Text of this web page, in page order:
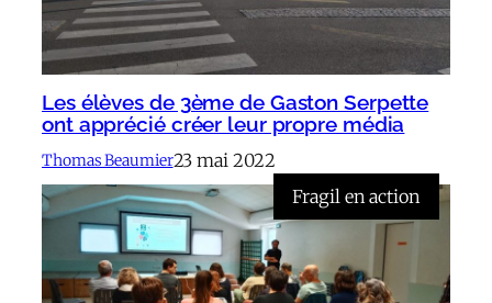
Les élèves de 3ème de Gaston Serpette
ont apprécié créer leur propre média
Thomas Beaumier23 mai 2022
Fragil en action